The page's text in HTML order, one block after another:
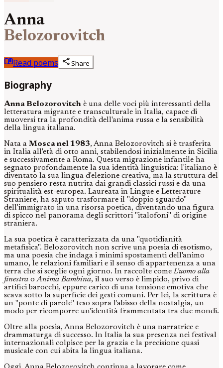
Anna
Belozorovitch
menu_bookRead poems shareShare
Biography
Anna Belozorovitch è una delle voci più interessanti della
letteratura migrante e transculturale in Italia, capace di
muoversi tra la profondità dell'anima russa e la sensibilità
della lingua italiana.
Nata a Mosca nel 1983, Anna Belozorovitch si è trasferita
in Italia all'età di otto anni, stabilendosi inizialmente in Sicilia
e successivamente a Roma. Questa migrazione infantile ha
segnato profondamente la sua identità linguistica: l'italiano è
diventato la sua lingua d'elezione creativa, ma la struttura del
suo pensiero resta nutrita dai grandi classici russi e da una
spiritualità est-europea. Laureata in Lingue e Letterature
Straniere, ha saputo trasformare il "doppio sguardo"
dell'immigrato in una risorsa poetica, diventando una figura
di spicco nel panorama degli scrittori "italofoni" di origine
straniera.
La sua poetica è caratterizzata da una "quotidianità
metafisica". Belozorovitch non scrive una poesia di esotismo,
ma una poesia che indaga i minimi spostamenti dell'animo
umano, le relazioni familiari e il senso di appartenenza a una
terra che si sceglie ogni giorno. In raccolte come L'uomo alla
finestra oAnima Bambina, il suo verso è limpido, privo di
artifici barocchi, eppure carico di una tensione emotiva che
scava sotto la superficie dei gesti comuni. Per lei, la scrittura è
un "ponte di parole" teso sopra l'abisso della nostalgia, un
modo per ricomporre un'identità frammentata tra due mondi.
Oltre alla poesia, Anna Belozorovitch è una narratrice e
drammaturga di successo. In Italia la sua presenza nei festival
internazionali colpisce per la grazia e la precisione quasi
musicale con cui abita la lingua italiana.